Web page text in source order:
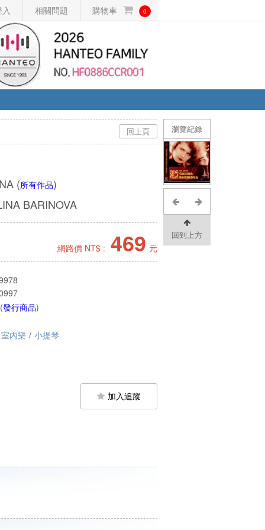
相關問題 購物車 0
瀏覽紀錄
回到上方
回上頁
(所有作品)
BARINOVA
網路價 NT$ : 469 元
發行商品)
室內樂 / 小提琴
加入追蹤